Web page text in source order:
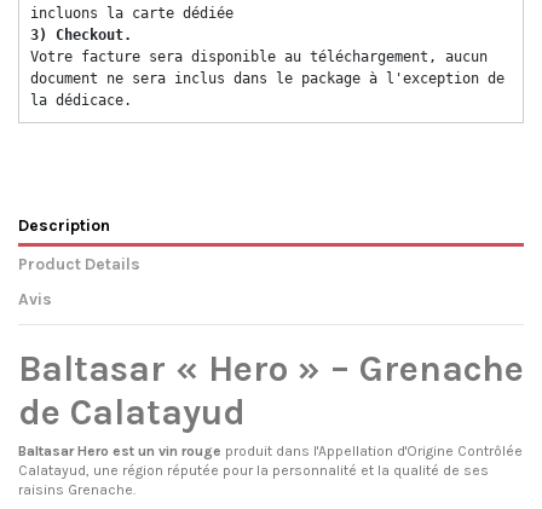
incluons la carte dédiée
3) Checkout.
Votre facture sera disponible au téléchargement, aucun
document ne sera inclus dans le package à l'exception de
la dédicace.
Description
Product Details
Avis
Baltasar « Hero » – Grenache
de Calatayud
Baltasar Hero est un vin rouge produit dans l'Appellation d'Origine Contrôlée
Calatayud, une région réputée pour la personnalité et la qualité de ses
raisins Grenache.